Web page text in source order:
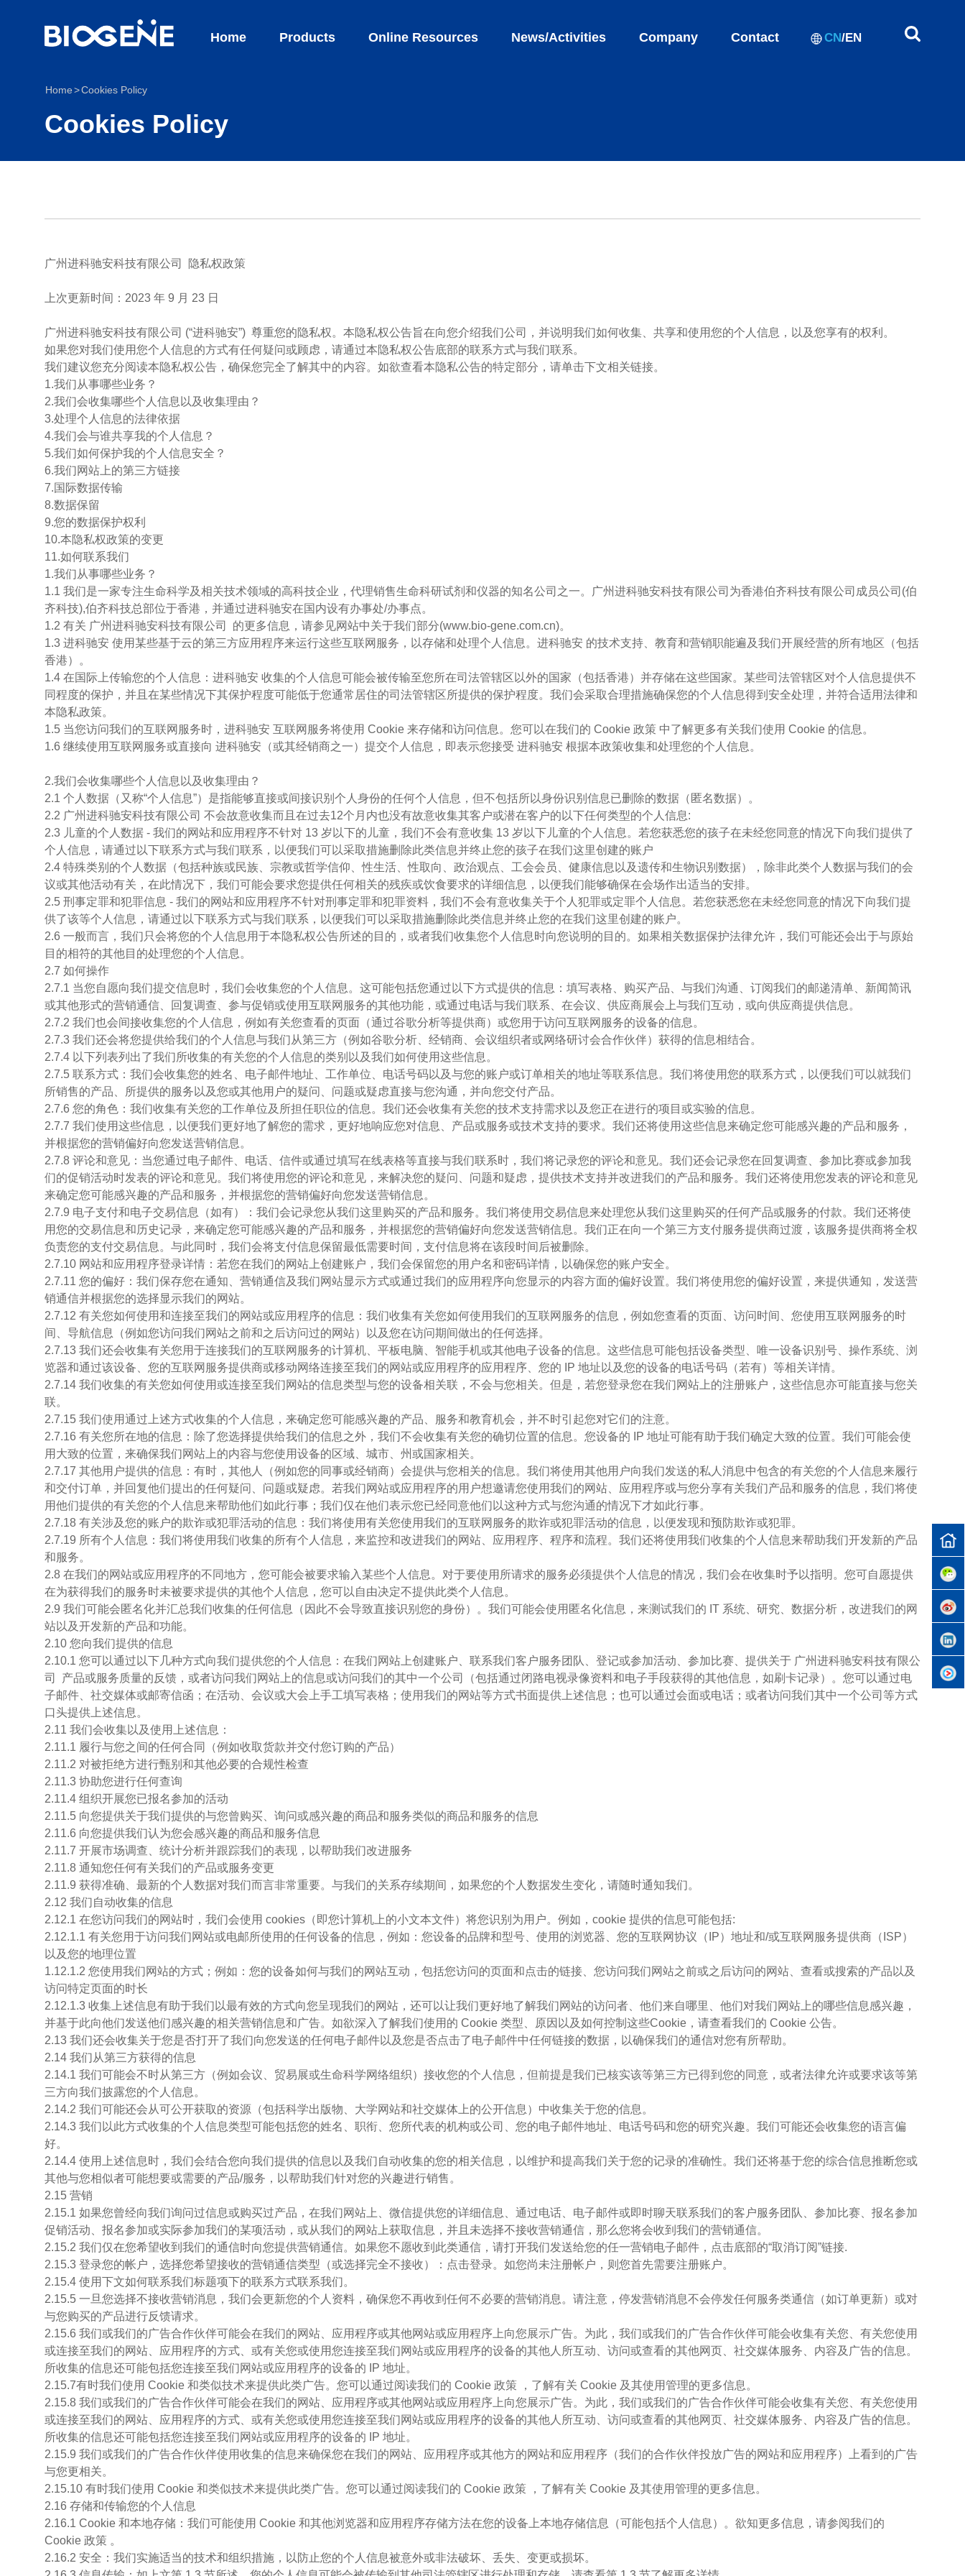
Home Products Online Resources News/Activities Company Contact CN/EN
Home Cookies Policy
Cookies Policy
广州进科驰安科技有限公司 隐私权政策
上次更新时间​：2023 年 9 月 23 日
​广州进科驰安科技有限公司 (“进科驰安”) 尊重您的隐私权。本隐私权公告旨在向您介绍我们公司，并说明我们如何收集、共享和使用您的个人信息，以及您享有的权利。
如果您对我们使用您个人信息的方式有任何疑问或顾虑，请通过本隐私权公告底部的联系方式与我们联系。
我们建议您充分阅读本隐私权公告，确保您完全了解其中的内容。如欲查看本隐私公告的特定部分，请单击下文相关链接。​
1.我们从事哪些业务？
2.我们会收集哪些个人信息以及收集理由？
3.处理个人信息的法律依据
4.我们会与谁共享我的个人信息？
5.我们如何保护我的个人信息安全？
6.我们网站上的第三方链接
7.国际数据传输
8.数据保留
9.您的数据保护权利
10.本隐私权政策的变更
11.如何联系我们
1.我们从事哪些业务？
1.1 我们是一家专注生命科学及相关技术领域的高科技企业，代理销售生命科研试剂和仪器的知名公司之一。广州进科驰安科技有限公司为香港伯齐科技有限公司成员公司(伯
齐科技),伯齐科技总部位于香港，并通过进科驰安在国内设有办事处/办事点。
1.2 有关 广州进科驰安科技有限公司 的更多信息，请参见网站中关于我们部分(www.bio-gene.com.cn)。
1.3 进科驰安 使用某些基于云的第三方应用程序来运行这些互联网服务，以存储和处理个人信息。进科驰安 的技术支持、教育和营销职能遍及我们开展经营的所有地区（包括
香港）。
1.4 在国际上传输您的个人信息：进科驰安 收集的个人信息可能会被传输至您所在司法管辖区以外的国家（包括香港）并存储在这些国家。某些司法管辖区对个人信息提供不
同程度的保护，并且在某些情况下其保护程度可能低于您通常居住的司法管辖区所提供的保护程度。我们会采取合理措施确保您的个人信息得到安全处理，并符合适用法律和
本隐私政策。
1.5 当您访问我们的互联网服务时，进科驰安 互联网服务将使用 Cookie 来存储和访问信息。您可以在我们的 Cookie 政策 中了解更多有关我们使用 Cookie 的信息。
1.6 继续使用互联网服务或直接向 进科驰安（或其经销商之一）提交个人信息，即表示您接受 进科驰安 根据本政策收集和处理您的个人信息。
2.我们会收集哪些个人信息以及收集理由？
2.1 个人数据（又称“个人信息”）是指能够直接或间接识别个人身份的任何个人信息，但不包括所以身份识别信息已删除的数据（匿名数据）。
2.2 广州进科驰安科技有限公司 不会故意收集而且在过去12个月内也没有故意收集其客户或潜在客户的以下任何类型的个人信息:
2.3 儿童的个人数据 - 我们的网站和应用程序不针对 13 岁以下的儿童，我们不会有意收集 13 岁以下儿童的个人信息。若您获悉您的孩子在未经您同意的情况下向我们提供了
个人信息，请通过以下联系方式与我们联系，以便我们可以采取措施删除此类信息并终止您的孩子在我们这里创建的账户
2.4 特殊类别的个人数据（包括种族或民族、宗教或哲学信仰、性生活、性取向、政治观点、工会会员、健康信息以及遗传和生物识别数据），除非此类个人数据与我们的会
议或其他活动有关，在此情况下，我们可能会要求您提供任何相关的残疾或饮食要求的详细信息，以便我们能够确保在会场作出适当的安排。
2.5 刑事定罪和犯罪信息 - 我们的网站和应用程序不针对刑事定罪和犯罪资料，我们不会有意收集关于个人犯罪或定罪个人信息。若您获悉您在未经您同意的情况下向我们提
供了该等个人信息，请通过以下联系方式与我们联系，以便我们可以采取措施删除此类信息并终止您的在我们这里创建的账户。
2.6 一般而言，我们只会将您的个人信息用于本隐私权公告所述的目的，或者我们收集您个人信息时向您说明的目的。如果相关数据保护法律允许，我们可能还会出于与原始
目的相符的其他目的处理您的个人信息。
2.7 如何操作
2.7.1 当您自愿向我们提交信息时，我们会收集您的个人信息。这可能包括您通过以下方式提供的信息：填写表格、购买产品、与我们沟通、订阅我们的邮递清单、新闻简讯
或其他形式的营销通信、回复调查、参与促销或使用互联网服务的其他功能，或通过电话与我们联系、在会议、供应商展会上与我们互动，或向供应商提供信息。
2.7.2 我们也会间接收集您的个人信息，例如有关您查看的页面（通过谷歌分析等提供商）或您用于访问互联网服务的设备的信息。
2.7.3 我们还会将您提供给我们的个人信息与我们从第三方（例如谷歌分析、经销商、会议组织者或网络研讨会合作伙伴）获得的信息相结合。
2.7.4 以下列表列出了我们所收集的有关您的个人信息的类别以及我们如何使用这些信息。
2.7.5 联系方式：我们会收集您的姓名、电子邮件地址、工作单位、电话号码以及与您的账户或订单相关的地址等联系信息。我们将使用您的联系方式，以便我们可以就我们
所销售的产品、所提供的服务以及您或其他用户的疑问、问题或疑虑直接与您沟通，并向您交付产品。
2.7.6 您的角色：我们收集有关您的工作单位及所担任职位的信息。我们还会收集有关您的技术支持需求以及您正在进行的项目或实验的信息。
2.7.7 我们使用这些信息，以便我们更好地了解您的需求，更好地响应您对信息、产品或服务或技术支持的要求。我们还将使用这些信息来确定您可能感兴趣的产品和服务，
并根据您的营销偏好向您发送营销信息。
2.7.8 评论和意见：当您通过电子邮件、电话、信件或通过填写在线表格等直接与我们联系时，我们将记录您的评论和意见。我们还会记录您在回复调查、参加比赛或参加我
们的促销活动时发表的评论和意见。我们将使用您的评论和意见，来解决您的疑问、问题和疑虑，提供技术支持并改进我们的产品和服务。我们还将使用您发表的评论和意见
来确定您可能感兴趣的产品和服务，并根据您的营销偏好向您发送营销信息。
2.7.9 电子支付和电子交易信息（如有）：我们会记录您从我们这里购买的产品和服务。我们将使用交易信息来处理您从我们这里购买的任何产品或服务的付款。我们还将使
用您的交易信息和历史记录，来确定您可能感兴趣的产品和服务，并根据您的营销偏好向您发送营销信息。我们正在向一个第三方支付服务提供商过渡，该服务提供商将全权
负责您的支付交易信息。与此同时，我们会将支付信息保留最低需要时间，支付信息将在该段时间后被删除。
2.7.10 网站和应用程序登录详情：若您在我们的网站上创建账户，我们会保留您的用户名和密码详情，以确保您的账户安全。
2.7.11 您的偏好：我们保存您在通知、营销通信及我们网站显示方式或通过我们的应用程序向您显示的内容方面的偏好设置。我们将使用您的偏好设置，来提供通知，发送营
销通信并根据您的选择显示我们的网站。
2.7.12 有关您如何使用和连接至我们的网站或应用程序的信息：我们收集有关您如何使用我们的互联网服务的信息，例如您查看的页面、访问时间、您使用互联网服务的时
间、导航信息（例如您访问我们网站之前和之后访问过的网站）以及您在访问期间做出的任何选择。
2.7.13 我们还会收集有关您用于连接我们的互联网服务的计算机、平板电脑、智能手机或其他电子设备的信息。这些信息可能包括设备类型、唯一设备识别号、操作系统、浏
览器和通过该设备、您的互联网服务提供商或移动网络连接至我们的网站或应用程序的应用程序、您的 IP 地址以及您的设备的电话号码（若有）等相关详情。
2.7.14 我们收集的有关您如何使用或连接至我们网站的信息类型与您的设备相关联，不会与您相关。但是，若您登录您在我们网站上的注册账户，这些信息亦可能直接与您关
联。
2.7.15 我们使用通过上述方式收集的个人信息，来确定您可能感兴趣的产品、服务和教育机会，并不时引起您对它们的注意。
2.7.16 有关您所在地的信息：除了您选择提供给我们的信息之外，我们不会收集有关您的确切位置的信息。您设备的 IP 地址可能有助于我们确定大致的位置。我们可能会使
用大致的位置，来确保我们网站上的内容与您使用设备的区域、城市、州或国家相关。
2.7.17 其他用户提供的信息：有时，其他人（例如您的同事或经销商）会提供与您相关的信息。我们将使用其他用户向我们发送的私人消息中包含的有关您的个人信息来履行
和交付订单，并回复他们提出的任何疑问、问题或疑虑。若我们网站或应用程序的用户想邀请您使用我们的网站、应用程序或与您分享有关我们产品和服务的信息，我们将使
用他们提供的有关您的个人信息来帮助他们如此行事；我们仅在他们表示您已经同意他们以这种方式与您沟通的情况下才如此行事。
2.7.18 有关涉及您的账户的欺诈或犯罪活动的信息：我们将使用有关您使用我们的互联网服务的欺诈或犯罪活动的信息，以便发现和预防欺诈或犯罪。
2.7.19 所有个人信息：我们将使用我们收集的所有个人信息，来监控和改进我们的网站、应用程序、程序和流程。我们还将使用我们收集的个人信息来帮助我们开发新的产品
和服务。
2.8 在我们的网站或应用程序的不同地方，您可能会被要求输入某些个人信息。对于要使用所请求的服务必须提供个人信息的情况，我们会在收集时予以指明。您可自愿提供
在为获得我们的服务时未被要求提供的其他个人信息，您可以自由决定不提供此类个人信息。
2.9 我们可能会匿名化并汇总我们收集的任何信息（因此不会导致直接识别您的身份）。我们可能会使用匿名化信息，来测试我们的 IT 系统、研究、数据分析，改进我们的网
站以及开发新的产品和功能。
2.10 您向我们提供的信息
2.10.1 您可以通过以下几种方式向我们提供您的个人信息：在我们网站上创建账户、联系我们客户服务团队、登记或参加活动、参加比赛、提供关于 广州进科驰安科技有限公
司 产品或服务质量的反馈，或者访问我们网站上的信息或访问我们的其中一个公司（包括通过闭路电视录像资料和电子手段获得的其他信息，如刷卡记录）。您可以通过电
子邮件、社交媒体或邮寄信函；在活动、会议或大会上手工填写表格；使用我们的网站等方式书面提供上述信息；也可以通过会面或电话；或者访问我们其中一个公司等方式
口头提供上述信息。
2.11 我们会收集以及使用上述信息：
2.11.1 履行与您之间的任何合同（例如收取货款并交付您订购的产品）
2.11.2 对被拒绝方进行甄别和其他必要的合规性检查
2.11.3 协助您进行任何查询
2.11.4 组织开展您已报名参加的活动
2.11.5 向您提供关于我们提供的与您曾购买、询问或感兴趣的商品和服务类似的商品和服务的信息
2.11.6 向您提供我们认为您会感兴趣的商品和服务信息
2.11.7 开展市场调查、统计分析并跟踪我们的表现，以帮助我们改进服务
2.11.8 通知您任何有关我们的产品或服务变更
2.11.9 获得准确、最新的个人数据对我们而言非常重要。与我们的关系存续期间，如果您的个人数据发生变化，请随时通知我们。
2.12 我们自动收集的信息
2.12.1 在您访问我们的网站时，我们会使用 cookies（即您计算机上的小文本文件）将您识别为用户。例如，cookie 提供的信息可能包括:
2.12.1.1 有关您用于访问我们网站或电邮所使用的任何设备的信息，例如：您设备的品牌和型号、使用的浏览器、您的互联网协议（IP）地址和/或互联网服务提供商（ISP）
以及您的地理位置
1.12.1.2 您使用我们网站的方式；例如：您的设备如何与我们的网站互动，包括您访问的页面和点击的链接、您访问我们网站之前或之后访问的网站、查看或搜索的产品以及
访问特定页面的时长
2.12.1.3 收集上述信息有助于我们以最有效的方式向您呈现我们的网站，还可以让我们更好地了解我们网站的访问者、他们来自哪里、他们对我们网站上的哪些信息感兴趣，
并基于此向他们发送他们感兴趣的相关营销信息和广告。如欲深入了解我们使用的 Cookie 类型、原因以及如何控制这些Cookie，请查看我们的 Cookie 公告。
2.13 我们还会收集关于您是否打开了我们向您发送的任何电子邮件以及您是否点击了电子邮件中任何链接的数据，以确保我们的通信对您有所帮助。
2.14 我们从第三方获得的信息
2.14.1 我们可能会不时从第三方（例如会议、贸易展或生命科学网络组织）接收您的个人信息，但前提是我们已核实该等第三方已得到您的同意，或者法律允许或要求该等第
三方向我们披露您的个人信息。
2.14.2 我们可能还会从可公开获取的资源（包括科学出版物、大学网站和社交媒体上的公开信息）中收集关于您的信息。
2.14.3 我们以此方式收集的个人信息类型可能包括您的姓名、职衔、您所代表的机构或公司、您的电子邮件地址、电话号码和您的研究兴趣。我们可能还会收集您的语言偏
好。
2.14.4 使用上述信息时，我们会结合您向我们提供的信息以及我们自动收集的您的相关信息，以维护和提高我们关于您的记录的准确性。我们还将基于您的综合信息推断您或
其他与您相似者可能想要或需要的产品/服务，以帮助我们针对您的兴趣进行销售。
2.15 营销
2.15.1 如果您曾经向我们询问过信息或购买过产品，在我们网站上、微信提供您的详细信息、通过电话、电子邮件或即时聊天联系我们的客户服务团队、参加比赛、报名参加
促销活动、报名参加或实际参加我们的某项活动，或从我们的网站上获取信息，并且未选择不接收营销通信，那么您将会收到我们的营销通信。
2.15.2 我们仅在您希望收到我们的通信时向您提供营销通信。如果您不愿收到此类通信，请打开我们发送给您的任一营销电子邮件，点击底部的“取消订阅”链接.
2.15.3 登录您的帐户，选择您希望接收的营销通信类型（或选择完全不接收）：点击登录。如您尚未注册帐户，则您首先需要注册账户。
2.15.4 使用下文如何联系我们标题项下的联系方式联系我们。
2.15.5 一旦您选择不接收营销消息，我们会更新您的个人资料，确保您不再收到任何不必要的营销消息。请注意，停发营销消息不会停发任何服务类通信（如订单更新）或对
与您购买的产品进行反馈请求。
2.15.6 我们或我们的广告合作伙伴可能会在我们的网站、应用程序或其他网站或应用程序上向您展示广告。为此，我们或我们的广告合作伙伴可能会收集有关您、有关您使用
或连接至我们的网站、应用程序的方式、或有关您或使用您连接至我们网站或应用程序的设备的其他人所互动、访问或查看的其他网页、社交媒体服务、内容及广告的信息。
所收集的信息还可能包括您连接至我们网站或应用程序的设备的 IP 地址。
2.15.7有时我们使用 Cookie 和类似技术来提供此类广告。您可以通过阅读我们的 Cookie 政策 ，了解有关 Cookie 及其使用管理的更多信息。
2.15.8 我们或我们的广告合作伙伴可能会在我们的网站、应用程序或其他网站或应用程序上向您展示广告。为此，我们或我们的广告合作伙伴可能会收集有关您、有关您使用
或连接至我们的网站、应用程序的方式、或有关您或使用您连接至我们网站或应用程序的设备的其他人所互动、访问或查看的其他网页、社交媒体服务、内容及广告的信息。
所收集的信息还可能包括您连接至我们网站或应用程序的设备的 IP 地址。
2.15.9 我们或我们的广告合作伙伴使用收集的信息来确保您在我们的网站、应用程序或其他方的网站和应用程序（我们的合作伙伴投放广告的网站和应用程序）上看到的广告
与您更相关。
2.15.10 有时我们使用 Cookie 和类似技术来提供此类广告。您可以通过阅读我们的 Cookie 政策 ，了解有关 Cookie 及其使用管理的更多信息。
2.16 存储和传输您的个人信息
2.16.1 Cookie 和本地存储：我们可能使用 Cookie 和其他浏览器和应用程序存储方法在您的设备上本地存储信息（可能包括个人信息）。欲知更多信息，请参阅我们的
Cookie 政策 。
2.16.2 安全：我们实施适当的技术和组织措施，以防止您的个人信息被意外或非法破坏、丢失、变更或损坏。